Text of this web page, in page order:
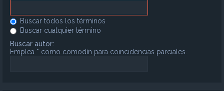
Buscar todos los términos
Buscar cualquier término
Buscar autor:
Emplea * como comodín para coincidencias parciales.